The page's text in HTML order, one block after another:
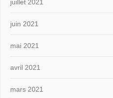
juillet 2021
juin 2021
mai 2021
avril 2021
mars 2021